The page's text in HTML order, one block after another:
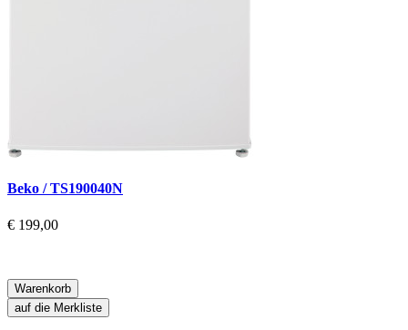
Beko / TS190040N
€ 199,00
Warenkorb
auf die Merkliste